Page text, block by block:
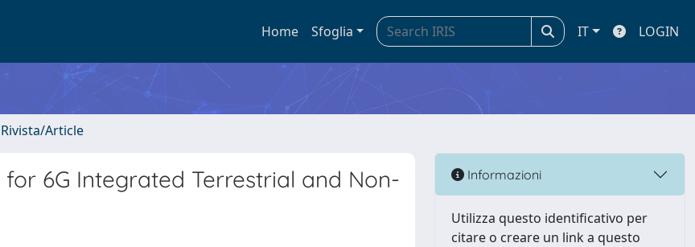
Home Sfoglia IT LOGIN
Article
6G Integrated Terrestrial and Non-
Informazioni
Utilizza questo identificativo per
citare o creare un link a questo